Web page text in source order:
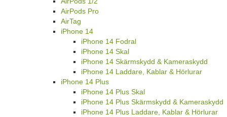
AirPods Pro
AirTag
iPhone 14
iPhone 14 Fodral
iPhone 14 Skal
iPhone 14 Skärmskydd & Kameraskydd
iPhone 14 Laddare, Kablar & Hörlurar
iPhone 14 Plus
iPhone 14 Plus Skal
iPhone 14 Plus Skärmskydd & Kameraskydd
iPhone 14 Plus Laddare, Kablar & Hörlurar